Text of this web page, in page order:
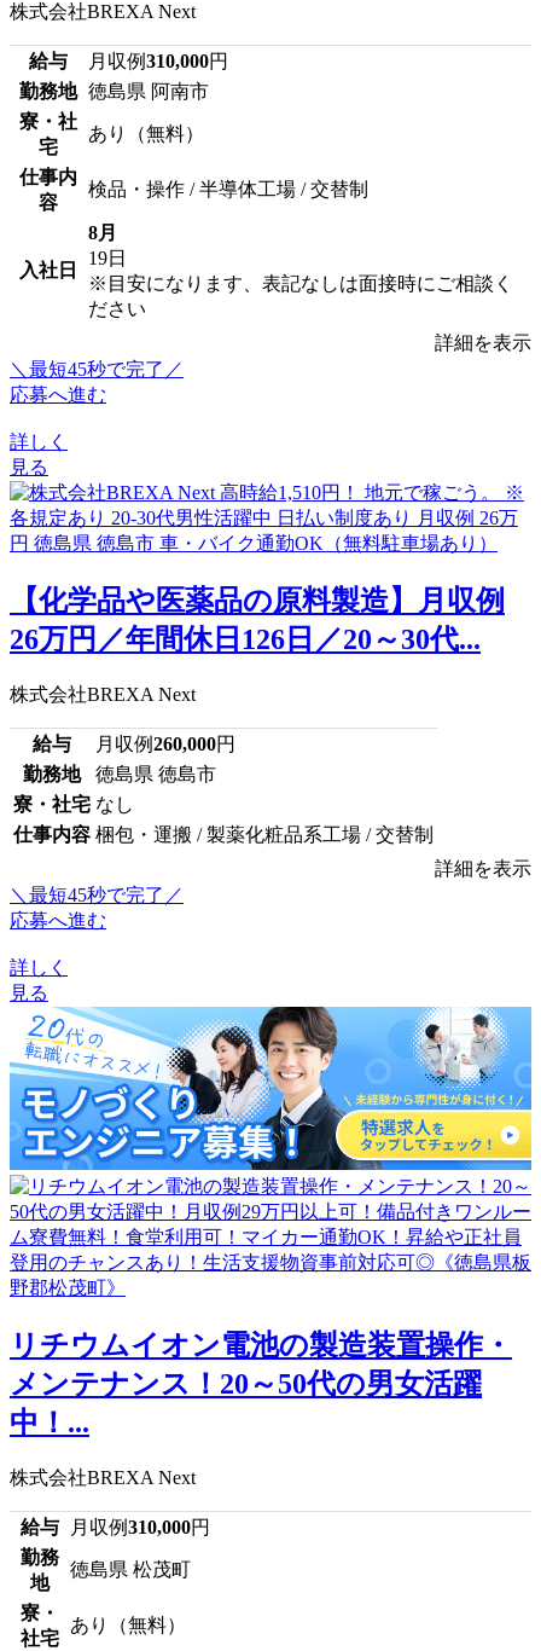
株式会社BREXA Next
給与 月収例310,000円
勤務地 徳島県 阿南市
寮・社
宅
あり（無料）
仕事内
容
検品・操作 / 半導体工場 / 交替制
入社日
8月
19日
※目安になります、表記なしは面接時にご相談く
ださい
詳細を表示
＼最短45秒で完了／
応募へ進む
詳しく
見る
【化学品や医薬品の原料製造】月収例
26万円／年間休日126日／20～30代...
株式会社BREXA Next
給与 月収例260,000円
勤務地
徳島県 徳島市
寮・社宅 なし
仕事内容 梱包・運搬 / 製薬化粧品系工場 / 交替制
詳細を表示
＼最短45秒で完了／
応募へ進む
詳しく
見る
リチウムイオン電池の製造装置操作・
メンテナンス！20～50代の男女活躍
中！...
株式会社BREXA Next
給与 月収例310,000円
勤務
地
徳島県 松茂町
寮・
社宅
あり（無料）